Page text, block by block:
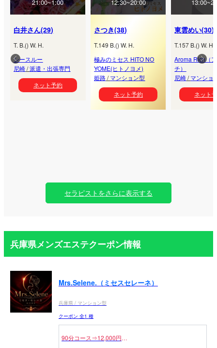
21:00~1:00
白井さん(29)
T. B.() W. H.
シースルー
尼崎/派遣・出張専門
ネット予約
12:30~20:00
さつき(38)
T.149 B.() W. H.
極みのミセス HITO NO
YOME(ヒトノヨメ)
姫路/マンション型
ネット予約
東雲めい(30)
T.157 B.() W. H.
Aroma Rich（
チ）
尼崎/マンショ
ネット
セラピストをさらに表示する
兵庫県メンズエステクーポン情報
Mrs.Selene.（ミセスセレーネ）
兵庫県 / マンション型
クーポン 全1 種
90分コース⇒12,000円